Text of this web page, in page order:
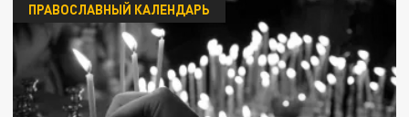
ПРАВОСЛАВНЫЙ КАЛЕНДАРЬ